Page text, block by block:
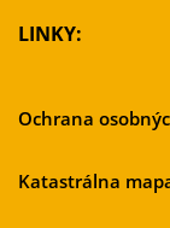
LINKY:
Ochrana
Katastrálna